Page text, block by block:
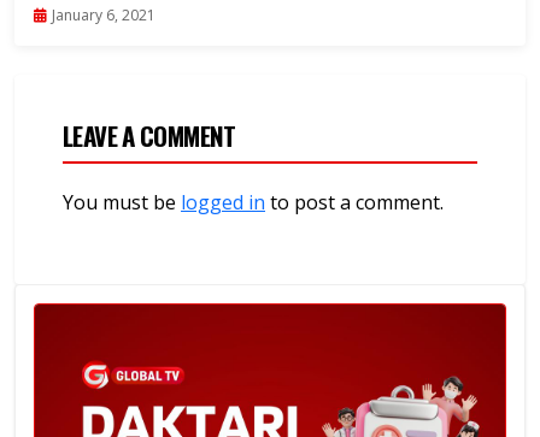
January 6, 2021
LEAVE A COMMENT
You must be logged in to post a comment.